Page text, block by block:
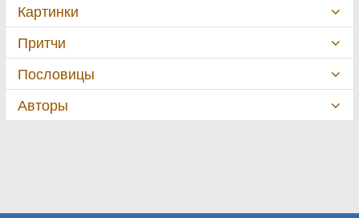
Картинки
Притчи
Пословицы
Авторы